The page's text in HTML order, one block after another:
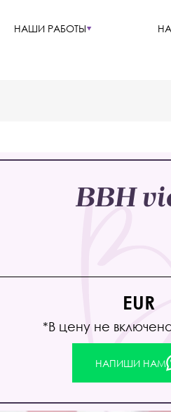
НАШИ РАБОТЫ
BBH
EUR
*В цену не
НАПИШИ НАМ